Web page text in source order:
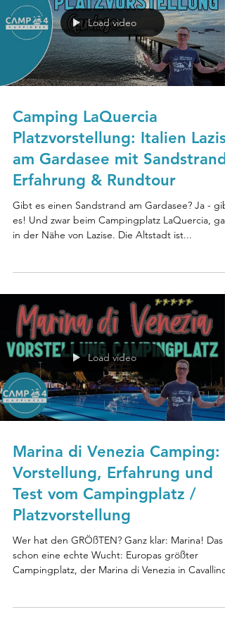
Load video
Camping LaQuercia
Platzvorstellung: Italien
am Gardasee mit Sandstrand
Erfahrung & Rundtour
Gibt es einen Sandstrand am Gardasee? Ja - gibt
es! Und zwar beim Campingplatz LaQuercia,
in der Nähe von Lazise. Die Altstadt ist...
Load video
Marina di Venezia Camping:
Vorstellung, Erfahrung und
Test vom Campingplatz /
Platzvorstellung
Wer hat den GRÖßTEN? Ganz klar: Marina! Das
schon eine echte Wucht: Europas größter
Campingplatz, der Marina di Venezia in